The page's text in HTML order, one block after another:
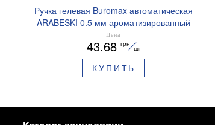
Ручка гелевая Buromax автоматическая
ARABESKI 0.5 мм ароматизированный
грипп синие чернила в блистере BM.8379-
02
Цена
43.68 грн
шт
КУПИТЬ